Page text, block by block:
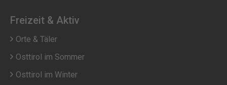
Freizeit & Aktiv
Orte & Täler
Osttirol im Sommer
Osttirol im Winter